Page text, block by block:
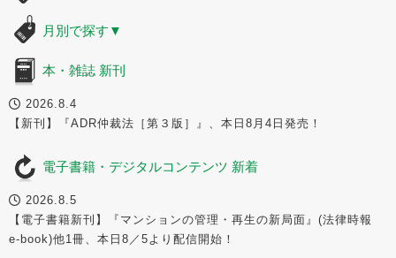
月別で探す ▼
本・雑誌 新刊
2026.8.4
【新刊】『ADR仲裁法［第３版］』、本日8月4日発売！
電子書籍・デジタルコンテンツ 新着
2026.8.5
【電子書籍新刊】『マンションの管理・再生の新局面』(法律時報
e-book)他1冊、本日8／5より配信開始！